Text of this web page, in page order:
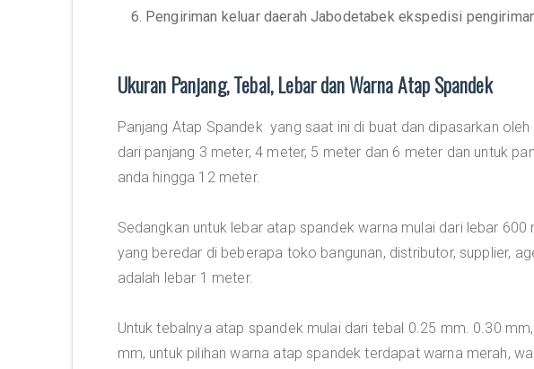
6. Pengiriman keluar daerah Jabodetabek ekspedisi
Ukuran Panjang, Tebal, Lebar dan Warna Atap Spandek
Panjang Atap Spandek yang saat ini di buat dan dipasarkan
dari panjang 3 meter, 4 meter, 5 meter dan 6 meter dan untuk
anda hingga 12 meter.
Sedangkan untuk lebar atap spandek warna mulai dari lebar
yang beredar di beberapa toko bangunan, distributor, supplier,
adalah lebar 1 meter.
Untuk tebalnya atap spandek mulai dari tebal 0.25 mm. 0.30
mm, untuk pilihan warna atap spandek terdapat warna merah,